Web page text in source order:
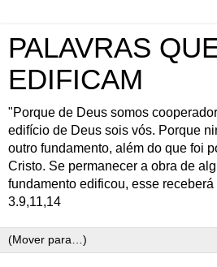
PALAVRAS
EDIFICAM
"Porque de Deus somos
edifício de Deus sois vós. Porque
outro fundamento, além do que foi
Cristo. Se permanecer a obra de
fundamento edificou, esse
3.9,11,14